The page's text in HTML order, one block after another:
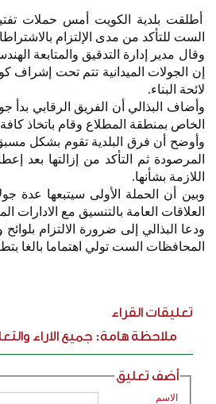
أطلقت بلدية الكويت أمس حملات
الست للتأكد من مدى الإلتزام
وقال مدير إدارة التدقيق والمتابعة
إن الجولات الميدانية تتم تحت إشراف
لائحة البناء.
وأضاف البذالي أن الفريق الرقابي بدأ
الخاص بمنطقة المطلاع وقام باتخاذ
وأوضح أن فرق البلدية تقوم بشكل
المرصودة ثم التأكد من إزالتها بعد
اللازمة بشأنها.
وبين أن الحملة الأولى سيتبعها
العلاقات العامة بالتنسيق مع الادارات
ودعا البذالي إلى ضرورة الالتزام
المحافظات الست تولي اهتماما بالغا
تعليقات القراء
ملاحظة هامة: جميع الاراء
أضف تعليق
الاسم